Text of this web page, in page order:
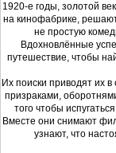
1920-е годы, золотой
на кинофабрике,
не простую
Вдохновлённые
путешествие, чтобы
Их поиски приводят их
призраками,
того чтобы
Вместе они снимают
узнают, что